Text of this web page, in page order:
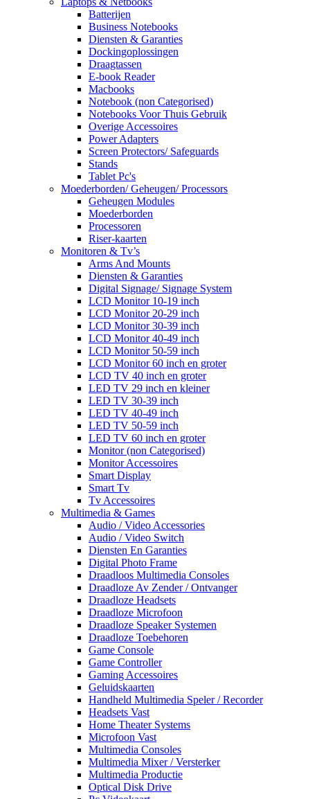
Batterijen
Business Notebooks
Diensten & Garanties
Dockingoplossingen
Draagtassen
E-book Reader
Macbooks
Notebook (non Categorised)
Notebooks Voor Thuis Gebruik
Overige Accessoires
Power Adapters
Screen Protectors/ Safeguards
Stands
Tablet Pc's
Moederborden/ Geheugen/ Processors
Geheugen Modules
Moederborden
Processoren
Riser-kaarten
Monitoren & Tv’s
Arms And Mounts
Diensten & Garanties
Digital Signage/ Signage System
LCD Monitor 10-19 inch
LCD Monitor 20-29 inch
LCD Monitor 30-39 inch
LCD Monitor 40-49 inch
LCD Monitor 50-59 inch
LCD Monitor 60 inch en groter
LCD TV 40 inch en groter
LED TV 29 inch en kleiner
LED TV 30-39 inch
LED TV 40-49 inch
LED TV 50-59 inch
LED TV 60 inch en groter
Monitor (non Categorised)
Monitor Accessoires
Smart Display
Smart Tv
Tv Accessoires
Multimedia & Games
Audio / Video Accessories
Audio / Video Switch
Diensten En Garanties
Digital Photo Frame
Draadloos Multimedia Consoles
Draadloze Av Zender / Ontvanger
Draadloze Headsets
Draadloze Microfoon
Draadloze Speaker Systemen
Draadloze Toebehoren
Game Console
Game Controller
Gaming Accessoires
Geluidskaarten
Handheld Multimedia Speler / Recorder
Headsets Vast
Home Theater Systems
Microfoon Vast
Multimedia Consoles
Multimedia Mixer / Versterker
Multimedia Productie
Optical Disk Drive